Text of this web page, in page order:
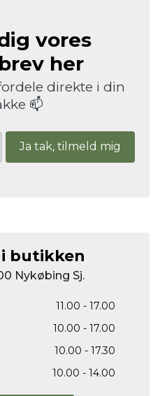
vores
her
direkte i din
📫
Ja tak, tilmeld mig
i butikken
Nykøbing Sj.
11.00 - 17.00
10.00 - 17.00
10.00 - 17.30
10.00 - 14.00